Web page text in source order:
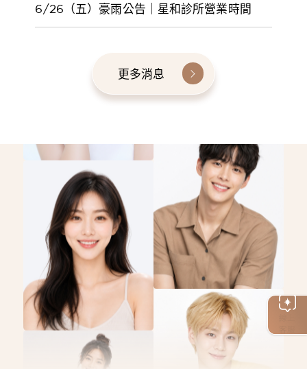
6/26（五）豪雨公告｜星和診所營業時間
更多消息